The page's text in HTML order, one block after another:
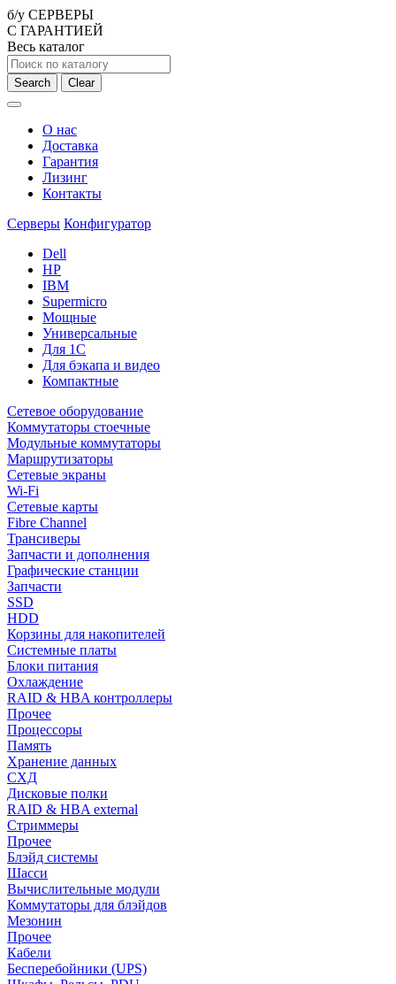
б/у СЕРВЕРЫ
С ГАРАНТИЕЙ
Весь каталог
Search Clear
О нас
Доставка
Гарантия
Лизинг
Контакты
Серверы Конфигуратор
Dell
HP
IBM
Supermicro
Мощные
Универсальные
Для 1С
Для бэкапа и видео
Компактные
Сетевое оборудование
Коммутаторы стоечные
Модульные коммутаторы
Маршрутизаторы
Сетевые экраны
Wi-Fi
Сетевые карты
Fibre Channel
Трансиверы
Запчасти и дополнения
Графические станции
Запчасти
SSD
HDD
Корзины для накопителей
Системные платы
Блоки питания
Охлаждение
RAID & HBA контроллеры
Прочее
Процессоры
Память
Хранение данных
СХД
Дисковые полки
RAID & HBA external
Стриммеры
Прочее
Блэйд системы
Шасси
Вычислительные модули
Коммутаторы для блэйдов
Мезонин
Прочее
Кабели
Бесперебойники (UPS)